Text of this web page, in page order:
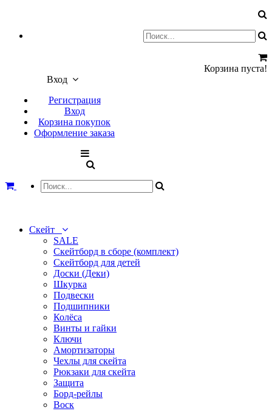
Корзина пуста!
Вход
Регистрация
Вход
Корзина покупок
Оформление заказа
Скейт
SALE
Скейтборд в сборе (комплект)
Скейтборд для детей
Доски (Деки)
Шкурка
Подвески
Подшипники
Колёса
Винты и гайки
Ключи
Амортизаторы
Чехлы для скейта
Рюкзаки для скейта
Защита
Борд-рейлы
Воск